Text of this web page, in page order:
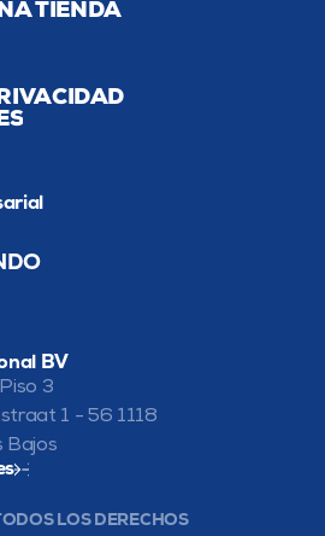
TIENDA
BV
3
1 - 56 1118
Bajos
LOS DERECHOS